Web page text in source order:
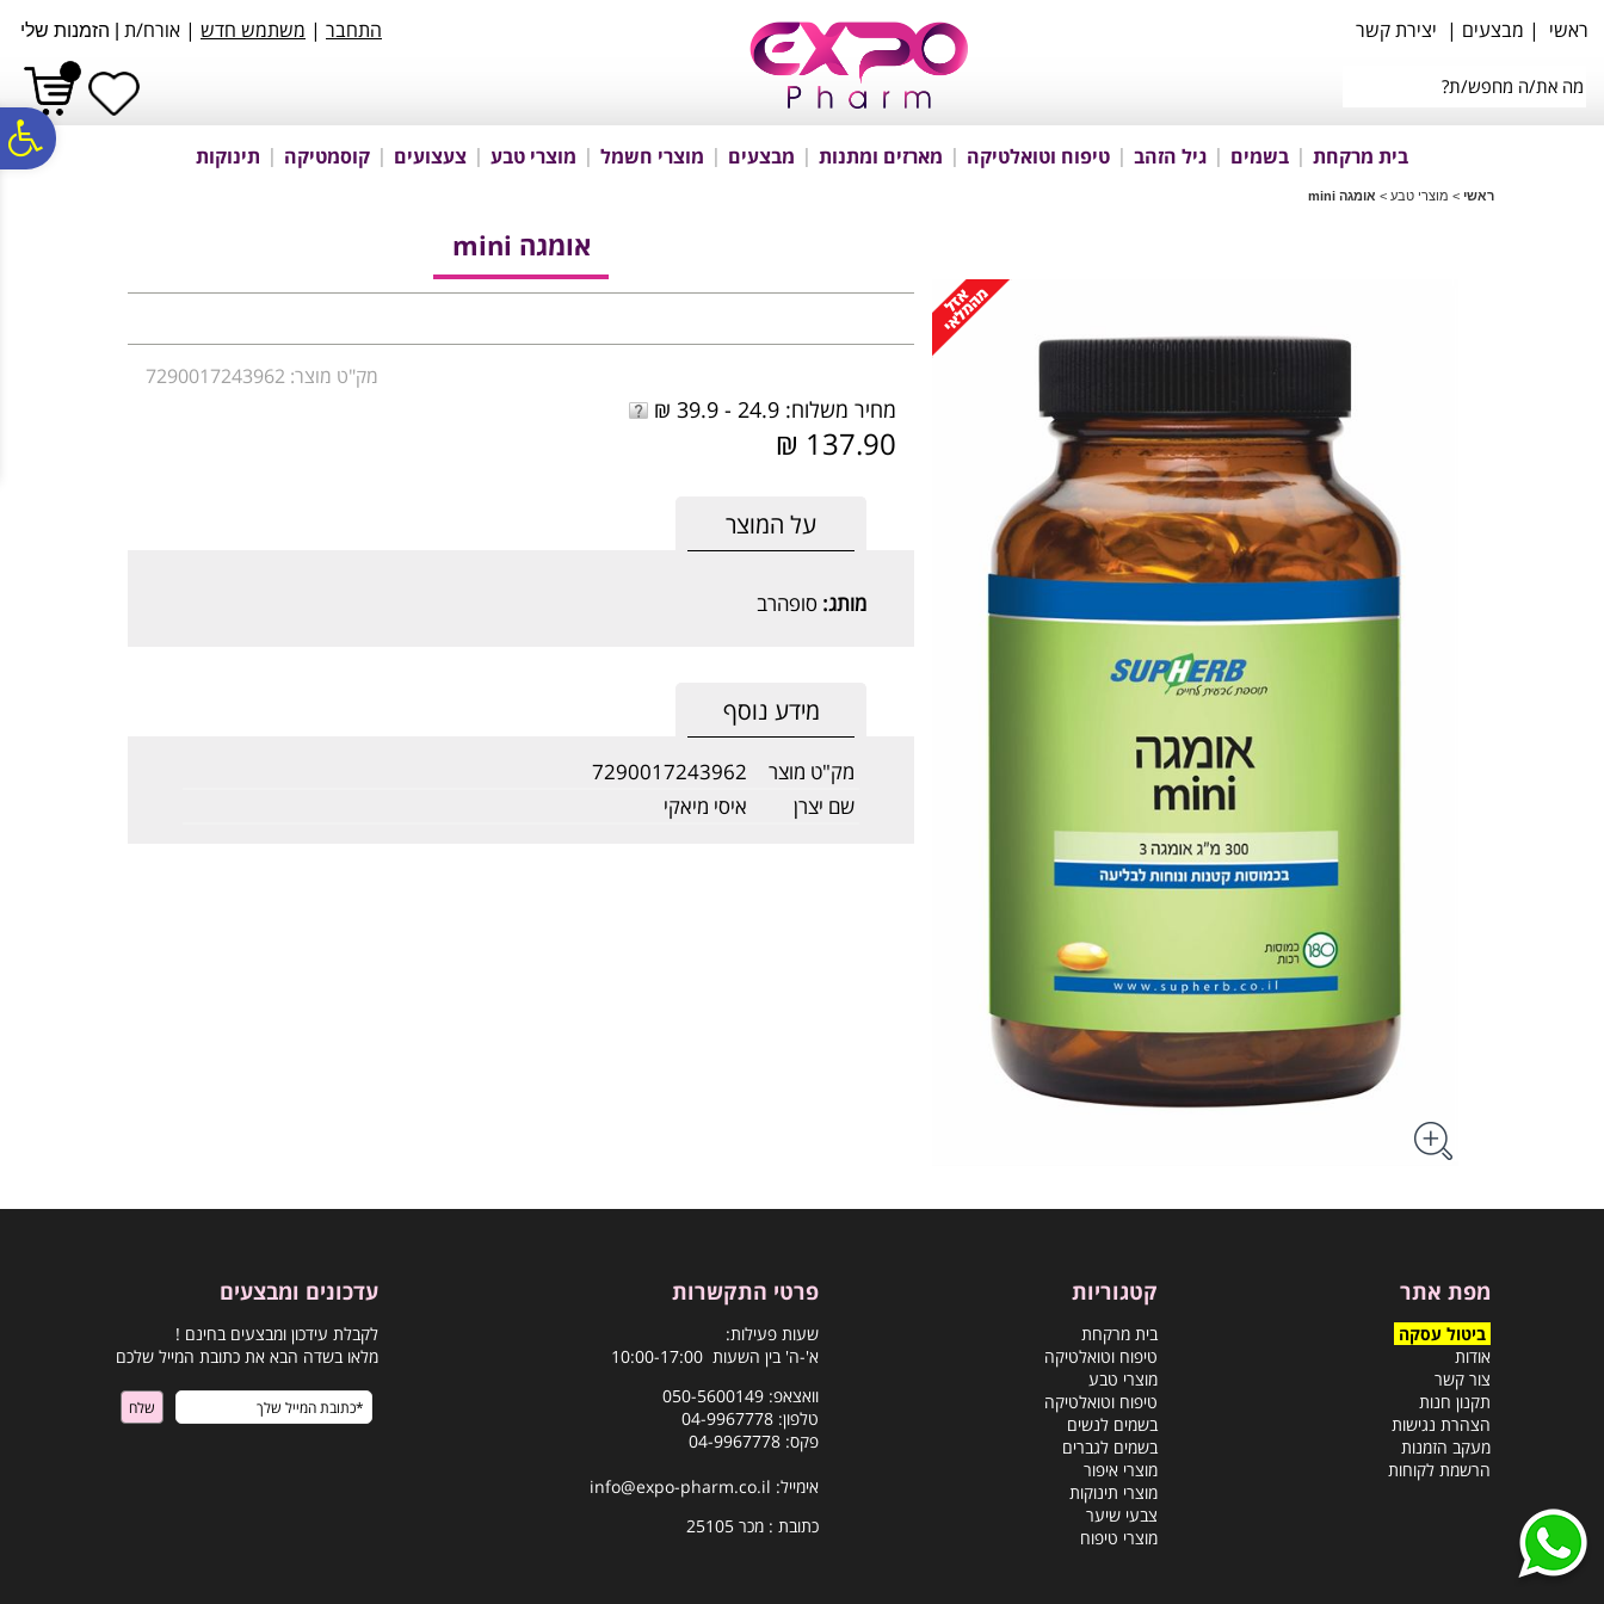
נגישות
אתר
המרכזי
ראשי | מבצעים | יצירת קשר התחבר | משתמש חדש | אורח/ת הזמנות שלי
בית מרקחת בשמים גיל הזהב טיפוח וטואלטיקה מארזים ומתנות מבצעים מוצרי חשמל מוצרי טבע צעצועים קוסמטיקה תינוקות
ראשי > מוצרי טבע > אומגה mini
אומגה mini
מק"ט מוצר: 7290017243962
מחיר משלוח: 24.9 - 39.9 ₪
137.90 ₪
על המוצר
מותג: סופהרב
מידע נוסף
מק"ט מוצר
7290017243962
שם יצרן
איסי מיאקי
מפת אתר
ביטול עסקה
אודות
צור קשר
תקנון חנות
הצהרת נגישות
מעקב הזמנות
הרשמת לקוחות
קטגוריות
בית מרקחת
טיפוח וטואלטיקה
מוצרי טבע
טיפוח וטואלטיקה
בשמים לנשים
בשמים לגברים
מוצרי איפור
מוצרי תינוקות
צבעי שיער
מוצרי טיפוח
פרטי התקשרות
שעות פעילות:
א'-ה' בין השעות 10:00-17:00
וואצאפ: 050-5600149
טלפון: 04-9967778
פקס: 04-9967778
אימייל: info@expo-pharm.co.il
כתובת : מכר 25105
עדכונים ומבצעים
לקבלת עידכון ומבצעים בחינם !
מלאו בשדה הבא את כתובת המייל שלכם